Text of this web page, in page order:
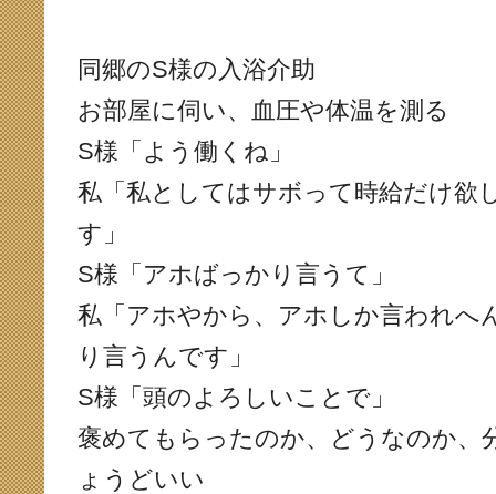
同郷のS様の入浴介助
お部屋に伺い、血圧や体温を測る
S様「よう働くね」
私「私としてはサボって時給だけ欲
す」
S様「アホばっかり言うて」
私「アホやから、アホしか言われへ
り言うんです」
S様「頭のよろしいことで」
褒めてもらったのか、どうなのか、
ょうどいい